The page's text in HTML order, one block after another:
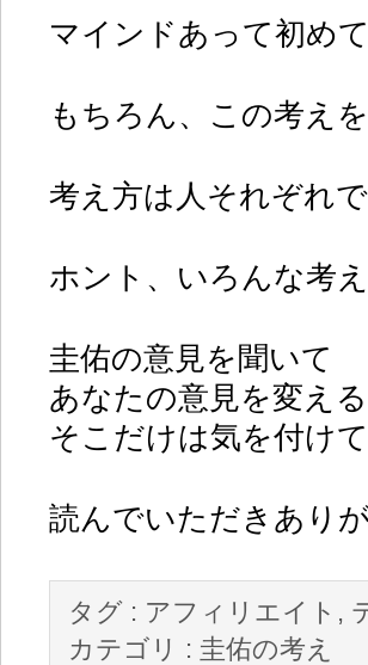
マインドあって初め
もちろん、この考え
考え方は人それぞれで
ホント、いろんな考
圭佑の意見を聞いて
あなたの意見を変え
そこだけは気を付け
読んでいただきあり
タグ : アフィリエイト ,
カテゴリ : 圭佑の考え